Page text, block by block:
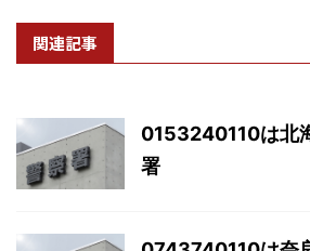
関連記事
0153240110は北
署